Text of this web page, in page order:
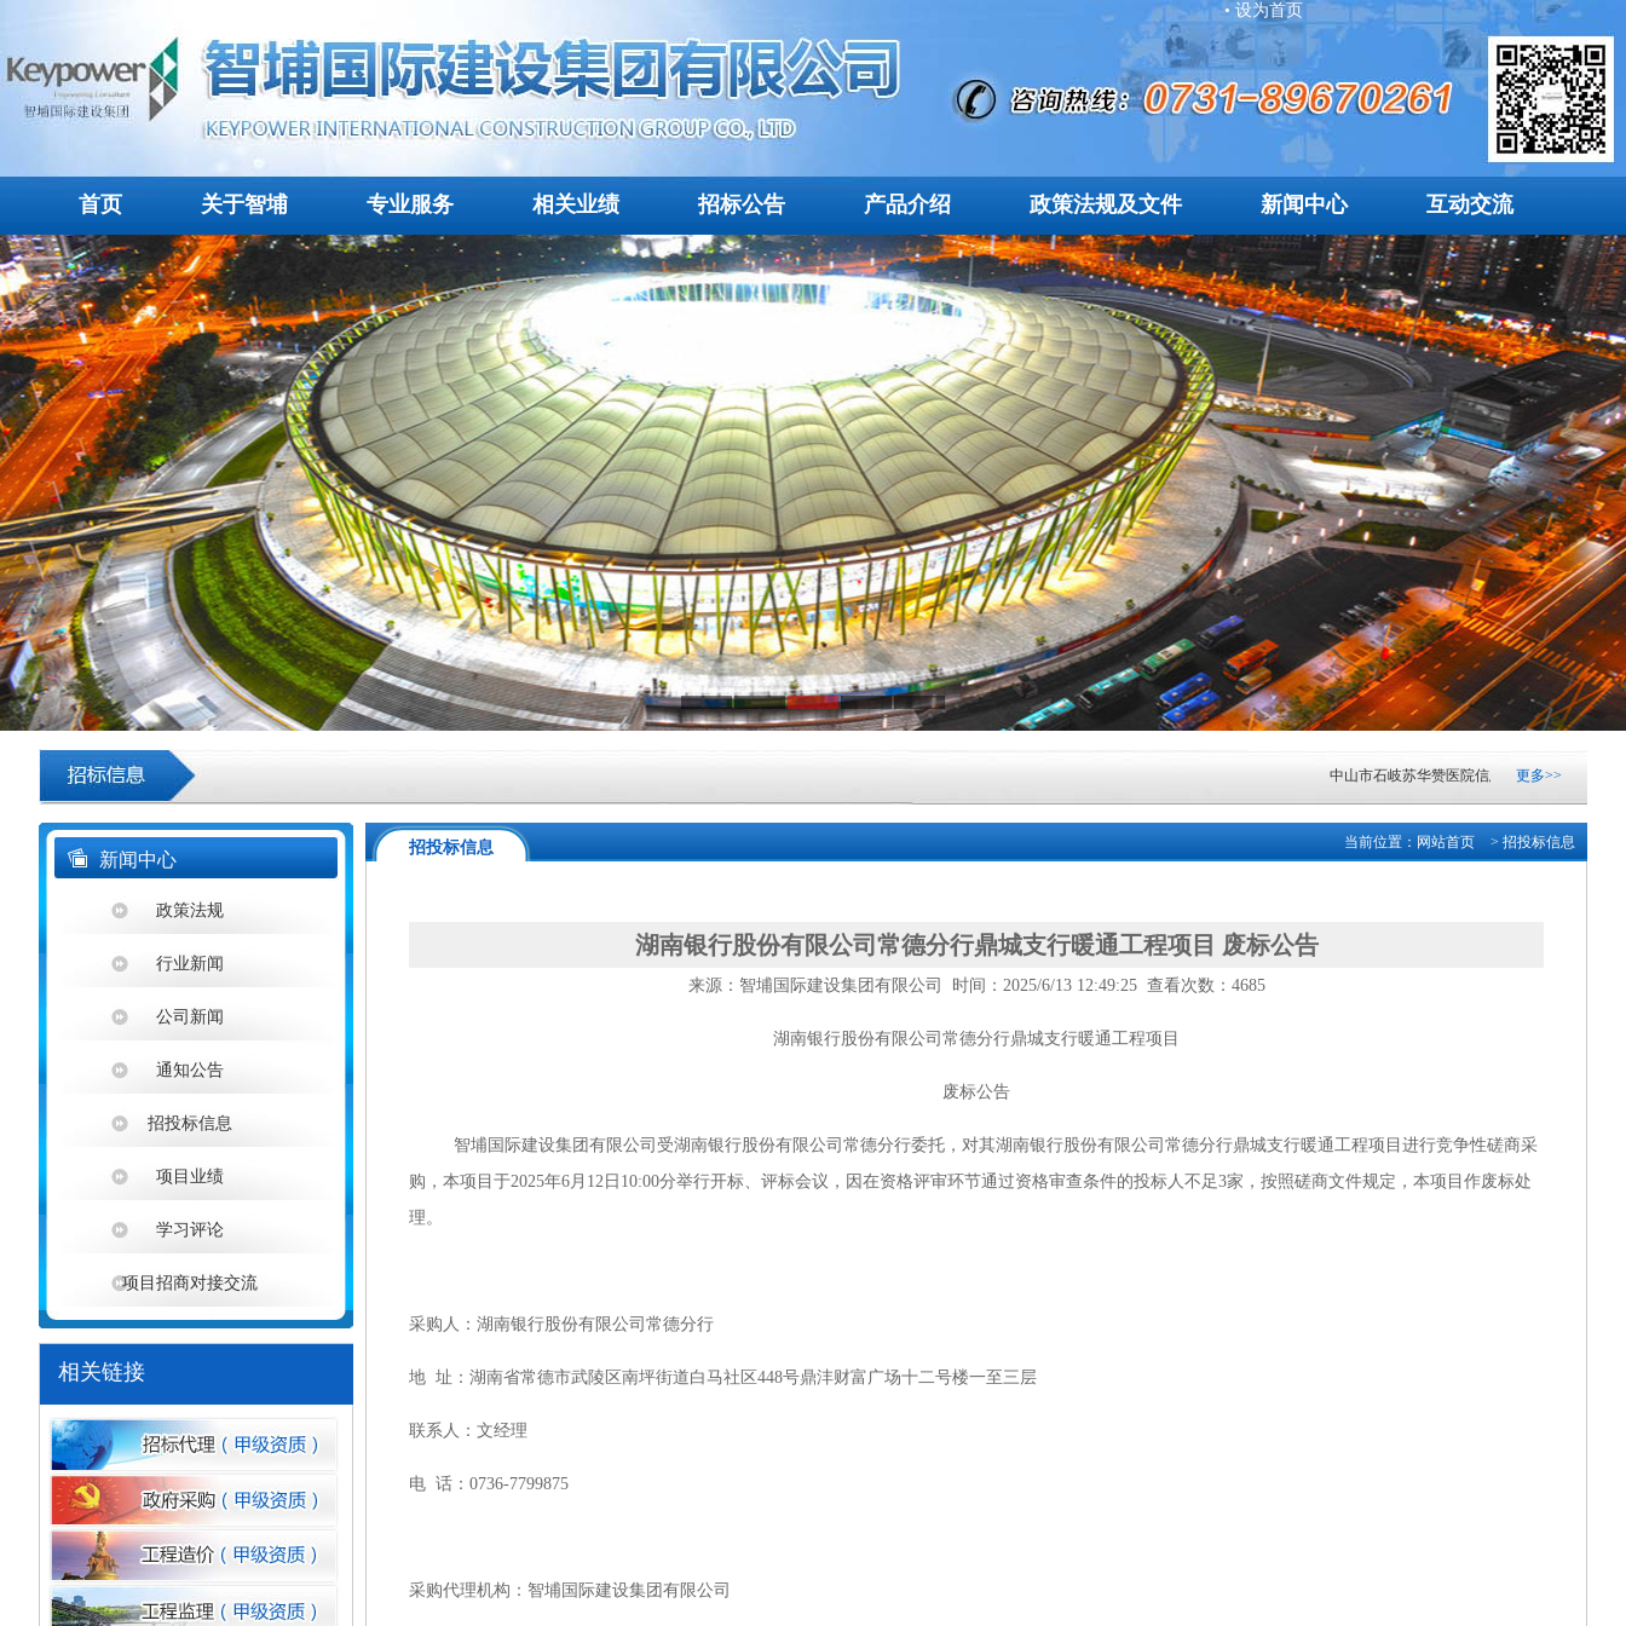
• 设为首页
首页 关于智埔 专业服务 相关业绩 招标公告 产品介绍 政策法规及文件 新闻中心 互动交流
中山市石岐苏华赞医院信息化升级项目市场调研
中山市东凤人民医院血液透析滤过机采购项目成
广东清远农村商业银行股份有限公司网络中心
更多>>
新闻中心
政策法规
行业新闻
公司新闻
通知公告
招投标信息
项目业绩
学习评论
项目招商对接交流
相关链接
招投标信息 当前位置： 网站首页 > 招投标信息
湖南银行股份有限公司常德分行鼎城支行暖通工程项目 废标公告
来源：智埔国际建设集团有限公司 时间：2025/6/13 12:49:25 查看次数：4685
湖南银行股份有限公司常德分行鼎城支行暖通工程项目
废标公告
智埔国际建设集团有限公司受湖南银行股份有限公司常德分行委托，对其湖南银行股份有限公司常德分行鼎城支行暖通工程项目进行竞争性磋商采
购，本项目于2025年6月12日10:00分举行开标、评标会议，因在资格评审环节通过资格审查条件的投标人不足3家，按照磋商文件规定，本项目作废标处
理。
采购人：湖南银行股份有限公司常德分行
地 址：湖南省常德市武陵区南坪街道白马社区448号鼎沣财富广场十二号楼一至三层
联系人：文经理
电 话： 0736-7799875
采购代理机构：智埔国际建设集团有限公司